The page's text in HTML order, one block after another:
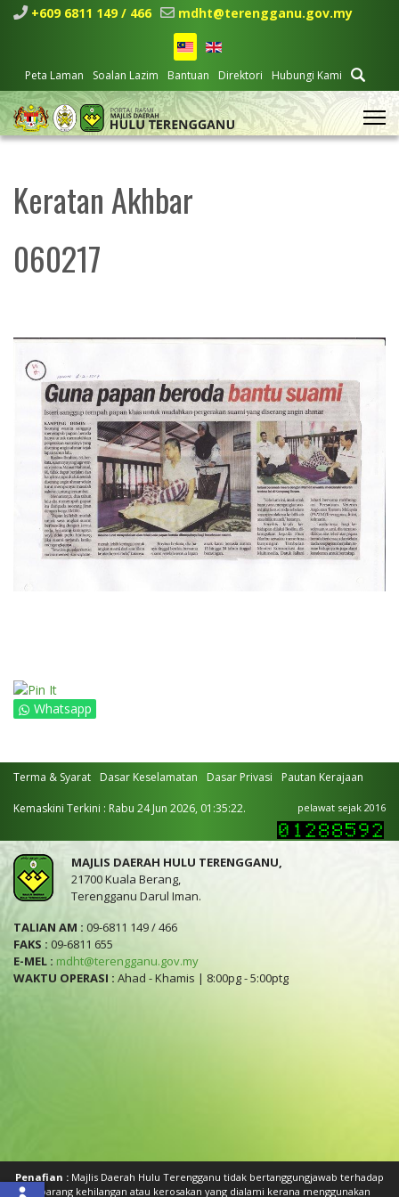
+609 6811 149 / 466 mdht@terengganu.gov.my
Peta Laman Soalan Lazim Bantuan Direktori Hubungi Kami
Keratan Akhbar
060217
Whatsapp
Terma & Syarat Dasar Keselamatan Dasar Privasi Pautan Kerajaan
Kemaskini Terkini : Rabu 24 Jun 2026, 01:35:22. pelawat sejak 2016
MAJLIS DAERAH HULU TERENGGANU,
21700 Kuala Berang,
Terengganu Darul Iman.
TALIAN AM : 09-6811 149 / 466
FAKS : 09-6811 655
E-MEL : mdht@terengganu.gov.my
WAKTU OPERASI : Ahad - Khamis | 8:00pg - 5:00ptg
Penafian : Majlis Daerah Hulu Terengganu tidak bertanggungjawab terhadap
sebarang kehilangan atau kerosakan yang dialami kerana menggunakan